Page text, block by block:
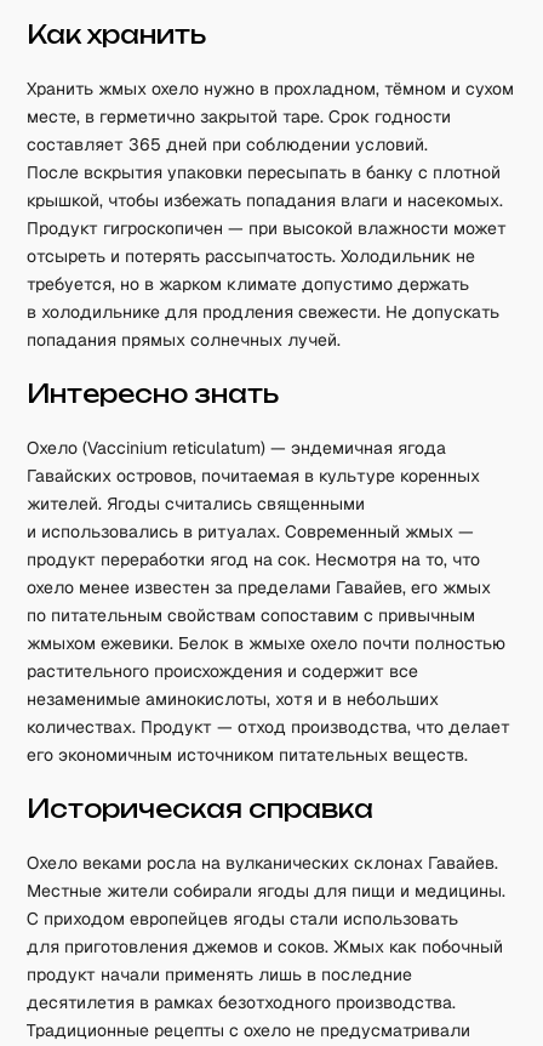
Как хранить
Хранить жмых охело нужно в прохладном, тёмном и сухом
месте, в герметично закрытой таре. Срок годности
составляет 365 дней при соблюдении условий.
После вскрытия упаковки пересыпать в банку с плотной
крышкой, чтобы избежать попадания влаги и насекомых.
Продукт гигроскопичен — при высокой влажности может
отсыреть и потерять рассыпчатость. Холодильник не
требуется, но в жарком климате допустимо держать
в холодильнике для продления свежести. Не допускать
попадания прямых солнечных лучей.
Интересно знать
Охело (Vaccinium reticulatum) — эндемичная ягода
Гавайских островов, почитаемая в культуре коренных
жителей. Ягоды считались священными
и использовались в ритуалах. Современный жмых —
продукт переработки ягод на сок. Несмотря на то, что
охело менее известен за пределами Гавайев, его жмых
по питательным свойствам сопоставим с привычным
жмыхом ежевики. Белок в жмыхе охело почти полностью
растительного происхождения и содержит все
незаменимые аминокислоты, хотя и в небольших
количествах. Продукт — отход производства, что делает
его экономичным источником питательных веществ.
Историческая справка
Охело веками росла на вулканических склонах Гавайев.
Местные жители собирали ягоды для пищи и медицины.
С приходом европейцев ягоды стали использовать
для приготовления джемов и соков. Жмых как побочный
продукт начали применять лишь в последние
десятилетия в рамках безотходного производства.
Традиционные рецепты с охело не предусматривали